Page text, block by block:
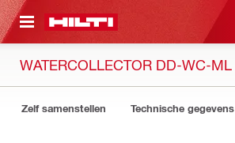
HOOFDINHOUD
WATERCOLLECTOR DD-WC-ML
Zelf samenstellen Technische gegevens